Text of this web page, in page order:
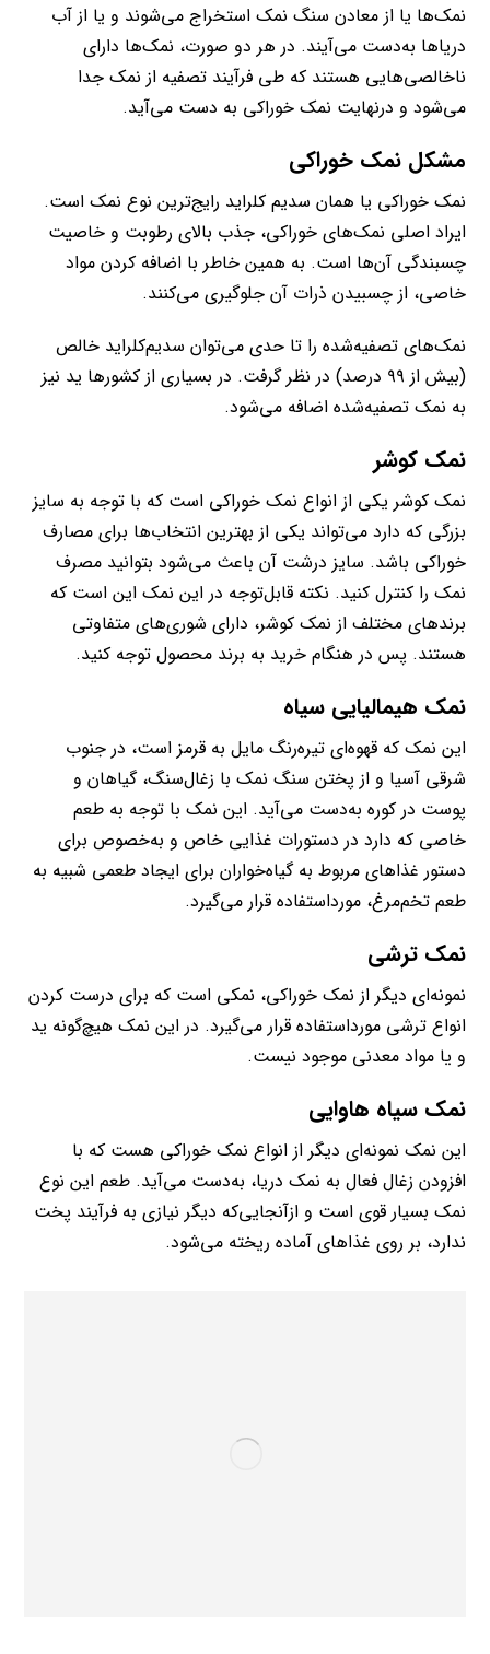
نمک‌‌ها یا از معادن سنگ نمک استخراج می‌شوند و یا از آب
دریاها به‌دست می‌آیند. در هر دو صورت، نمک‌ها دارای
ناخالصی‌هایی هستند که طی فرآیند تصفیه از نمک جدا
می‌شود و درنهایت نمک خوراکی به دست می‌آید.
مشکل نمک‌ خوراکی
نمک خوراکی یا همان سدیم کلراید رایج‌ترین نوع نمک است.
ایراد اصلی نمک‌های خوراکی، جذب بالای رطوبت و خاصیت
چسبندگی آن‌ها است. به همین خاطر با اضافه کردن مواد
خاصی، از چسبیدن ذرات آن جلوگیری می‌کنند.
نمک‌های تصفیه‌شده را تا حدی می‌توان سدیم‌کلراید خالص
(بیش از ۹۹ درصد) در نظر گرفت. در بسیاری از کشورها ید نیز
به نمک تصفیه‌شده اضافه می‌شود.
نمک کوشر
نمک کوشر یکی از انواع نمک خوراکی است که با توجه به سایز
بزرگی که دارد می‌تواند یکی از بهترین انتخاب‌ها برای مصارف
خوراکی باشد. سایز درشت آن باعث می‌شود بتوانید مصرف
نمک را کنترل کنید. نکته قابل‌توجه در این نمک این است که
برندهای مختلف از نمک کوشر، دارای شوری‌های متفاوتی
هستند. پس در هنگام خرید به برند محصول توجه کنید.
نمک هیمالیایی سیاه
این نمک که قهوه‌ای تیره‌رنگ مایل به قرمز است، در جنوب
شرقی آسیا و از پختن سنگ نمک با زغال‌سنگ، گیاهان و
پوست در کوره به‌دست می‌آید. این نمک با توجه به طعم
خاصی که دارد در دستورات غذایی خاص و به‌خصوص برای
دستور غذاهای مربوط به گیاه‌خواران برای ایجاد طعمی شبیه به
طعم تخم‌مرغ، مورداستفاده قرار می‌گیرد.
نمک ترشی
نمونه‌ای دیگر از نمک خوراکی، نمکی است که برای درست کردن
انواع ترشی مورداستفاده قرار می‌گیرد. در این نمک هیچ‌گونه ید
و یا مواد معدنی موجود نیست.
نمک سیاه هاوایی
این نمک نمونه‌ای دیگر از انواع نمک خوراکی هست که با
افزودن زغال فعال به نمک دریا، به‌دست می‌آید. طعم این نوع
نمک بسیار قوی است و ازآنجایی‌که دیگر نیازی به فرآیند پخت
ندارد، بر روی غذاهای آماده ریخته می‌شود.